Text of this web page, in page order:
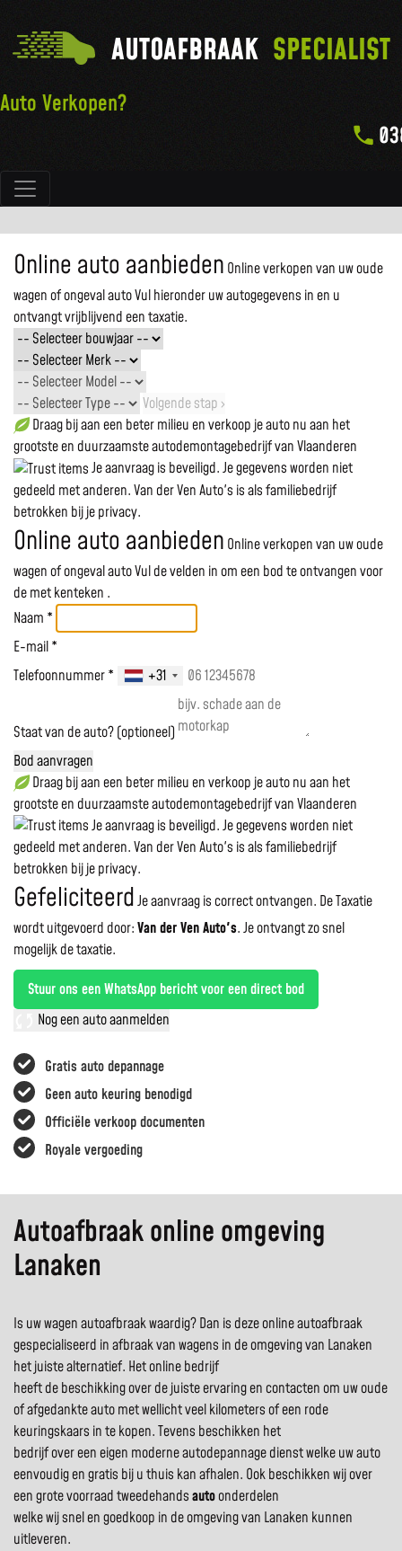
Hoofdnavigatie
AUTOAFBRAAK SPECIALIST
Auto Verkopen?
Gratis auto depannage
Geen auto keuring benodigd
Officiële verkoop documenten
Royale vergoeding
Online auto aanbieden Online verkopen van uw oude
wagen of ongeval autoVul hieronder uw autogegevens in en u
ontvangt vrijblijvend een taxatie.
Volgende stap ›
Draag bij aan een beter milieu en verkoop je auto nu aan het
grootste en duurzaamste autodemontagebedrijf van Vlaanderen
Je aanvraag is beveiligd. Je gegevens worden niet
gedeeld met anderen. Van der Ven Auto's is als familiebedrijf
betrokken bij je privacy.
Online auto aanbieden Online verkopen van uw oude
wagen of ongeval autoVul de velden in om een bod te ontvangen voor
demet kenteken .
Naam *
E-mail *
Telefoonnummer *
+31
Staat van de auto? (optioneel)
Bod aanvragen
Draag bij aan een beter milieu en verkoop je auto nu aan het
grootste en duurzaamste autodemontagebedrijf van Vlaanderen
Je aanvraag is beveiligd. Je gegevens worden niet
gedeeld met anderen. Van der Ven Auto's is als familiebedrijf
betrokken bij je privacy.
GefeliciteerdJe aanvraag is correct ontvangen. De Taxatie
wordt uitgevoerd door:Van der Ven Auto's.Je ontvangt zo snel
mogelijk de taxatie.
Stuur ons een WhatsApp bericht voor een direct bod
Nog een auto aanmelden
Autoafbraak online omgeving
Lanaken
Is uw wagen autoafbraak waardig? Dan is deze online autoafbraak
gespecialiseerd in afbraak van wagens in de omgeving van Lanaken
het juiste alternatief. Het online bedrijf
heeft de beschikking over de juiste ervaring en contacten om uw oude
of afgedankte auto met wellicht veel kilometers of een rode
keuringskaars in te kopen. Tevens beschikken het
bedrijf over een eigen moderne autodepannage dienst welke uw auto
eenvoudig en gratis bij u thuis kan afhalen. Ook beschikken wij over
een grote voorraad tweedehandsautoonderdelen
welke wij snel en goedkoop in de omgeving van Lanaken kunnen
uitleveren.